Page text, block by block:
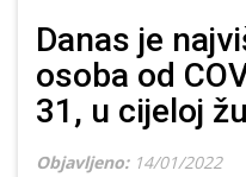
Danas je
osoba od
31, u cijeloj
Objavljeno: 14/01/2022